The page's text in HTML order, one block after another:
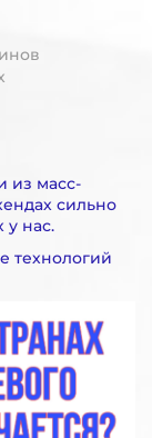
масс-
сильно
у нас.
технологий